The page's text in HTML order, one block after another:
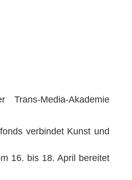
Trans-Media-Akademie
verbindet Kunst und
16. bis 18. April bereitet